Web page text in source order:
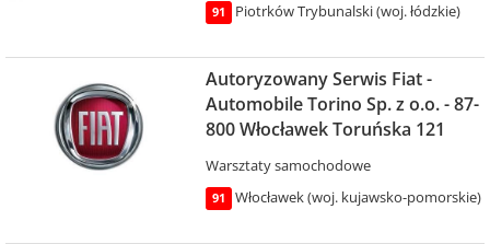
91 Piotrków Trybunalski (woj. łódzkie)
Autoryzowany Serwis Fiat -
Automobile Torino Sp. z o.o. - 87-
800 Włocławek Toruńska 121
Warsztaty samochodowe
91 Włocławek (woj. kujawsko-pomorskie)